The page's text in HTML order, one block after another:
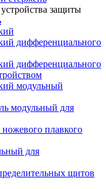
защиты
дифференциального
дифференциального
модульный
модульный для
плавкого
для
щитов